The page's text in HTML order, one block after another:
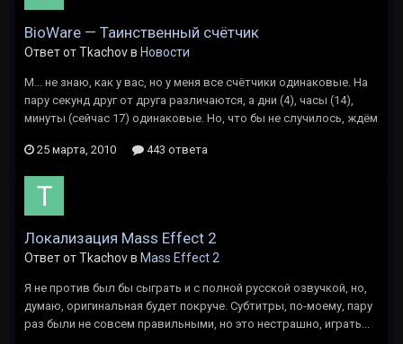
BioWare — Таинственный счётчик
Ответ от Tkachov в Новости
М... не знаю, как у вас, но у меня все счётчики одинаковые. На
пару секунд друг от друга различаются, а дни (4), часы (14),
минуты (сейчас 17) одинаковые. Но, что бы не случилось, ждём
25 марта, 2010 443 ответа
Локализация Mass Effect 2
Ответ от Tkachov в Mass Effect 2
Я не против был бы сыграть и с полной русской озвучкой, но,
думаю, оригинальная будет покруче. Субтитры, по-моему, пару
раз были не совсем правильными, но это нестрашно, играть...